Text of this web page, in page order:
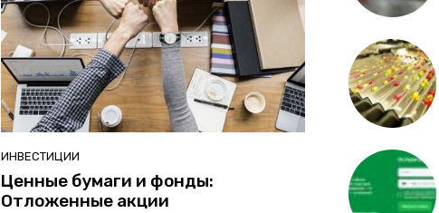
ИНВЕСТИЦИИ
Ценные бумаги и фонды:
Отложенные акции